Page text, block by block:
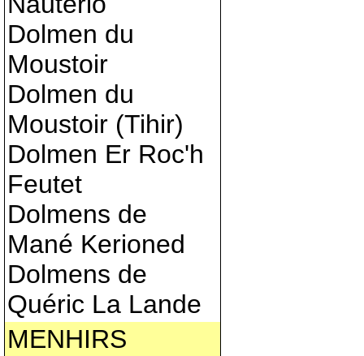
Dolmen du
Moustoir
Dolmen du
Moustoir (Tihir)
Dolmen Er Roc'h
Feutet
Dolmens de
Mané Kerioned
Dolmens de
Quéric La Lande
MENHIRS